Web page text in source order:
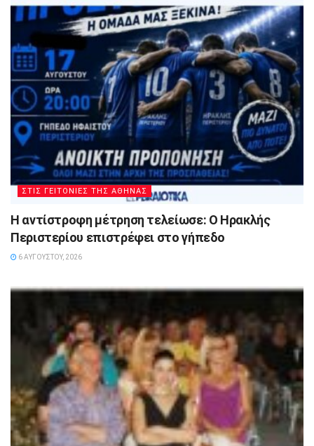
ΣΤΙΣ ΓΕΙΤΟΝΙΕΣ ΤΗΣ ΑΘΗΝΑΣ
Η αντίστροφη μέτρηση τελείωσε: Ο Ηρακλής
Περιστερίου επιστρέφει στο γήπεδο
6 ΑΥΓΟΎΣΤΟΥ, 2026